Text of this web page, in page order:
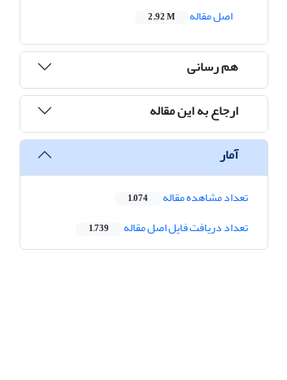
اصل مقاله
2.92 M
هم رسانی
ارجاع به این مقاله
آمار
تعداد مشاهده مقاله 1,074
تعداد دریافت فایل اصل مقاله 1,739